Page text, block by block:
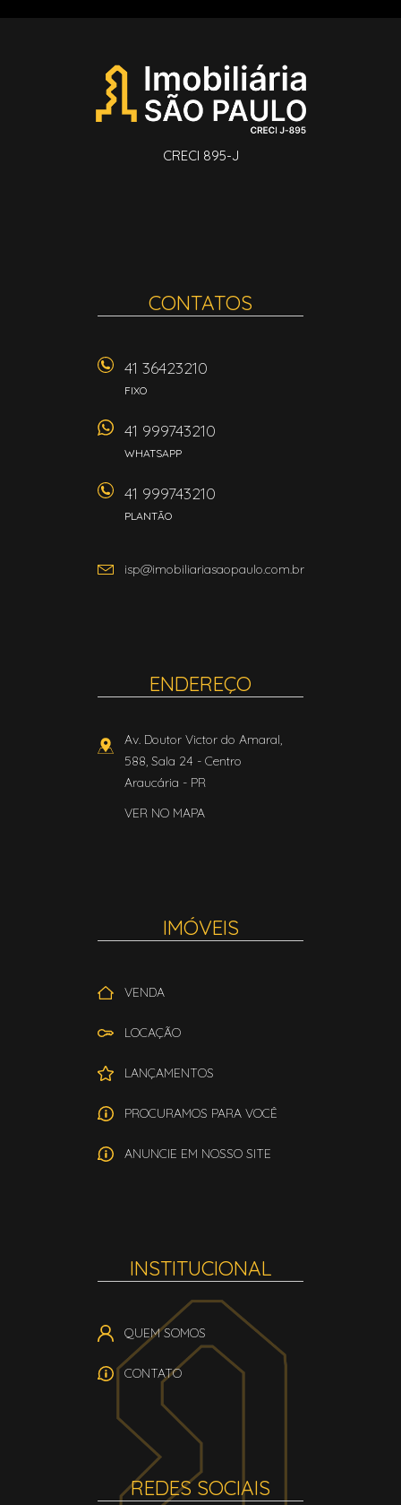
CRECI 895-J
CONTATOS
41 36423210
FIXO
41 999743210
WHATSAPP
41 999743210
PLANTÃO
isp@imobiliariasaopaulo.com.br
ENDEREÇO
Av. Doutor Victor do Amaral,
588, Sala 24 - Centro
Araucária - PR
VER NO MAPA
IMÓVEIS
VENDA
LOCAÇÃO
LANÇAMENTOS
PROCURAMOS PARA VOCÊ
ANUNCIE EM NOSSO SITE
INSTITUCIONAL
QUEM SOMOS
CONTATO
REDES SOCIAIS